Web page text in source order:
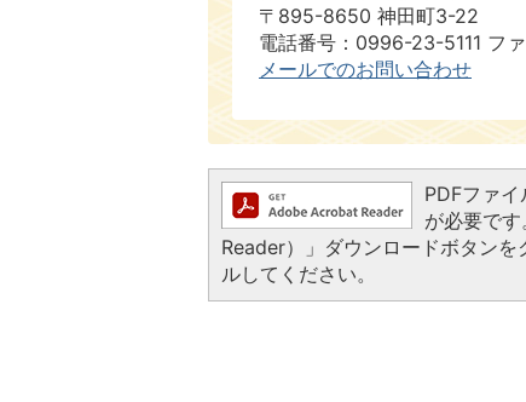
〒895-8650 神田町3-22
電話番号：0996-23-5111 フ
メールでのお問い合わせ
PDFファ
が必要で
Reader）」ダウンロードボタン
ルしてください。